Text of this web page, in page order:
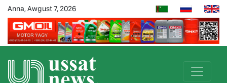
Anna, Awgust 7, 2026